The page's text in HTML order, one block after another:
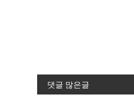
댓글 많은글